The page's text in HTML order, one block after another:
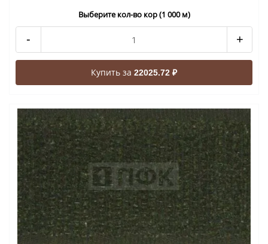
Выберите кол-во кор (1 000 м)
- +
Купить за 22025.72 ₽